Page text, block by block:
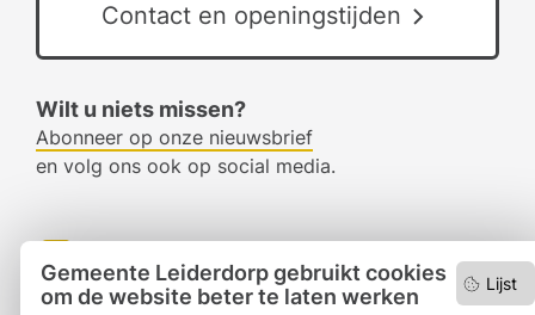
Lijst
Gemeente Leiderdorp gebruikt cookies
om de website beter te laten werken
Contact en openingstijden
Wilt u niets missen?
Abonneer op onze nieuwsbrief
en volg ons ook op social media.
RSS